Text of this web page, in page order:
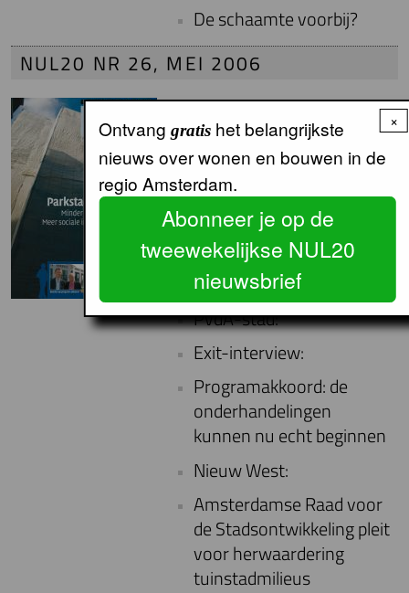
De schaamte voorbij?
NUL20 NR 26, MEI 2006
PvdA-stad:
Exit-interview:
Programakkoord: de
onderhandelingen
kunnen nu echt beginnen
Nieuw West:
Amsterdamse Raad voor
de Stadsontwikkeling pleit
voor herwaardering
tuinstadmilieus
×
Ontvanggratis het belangrijkste
nieuws over wonen en bouwen in de
regio Amsterdam.
Abonneer je op de
tweewekelijkse NUL20
nieuwsbrief